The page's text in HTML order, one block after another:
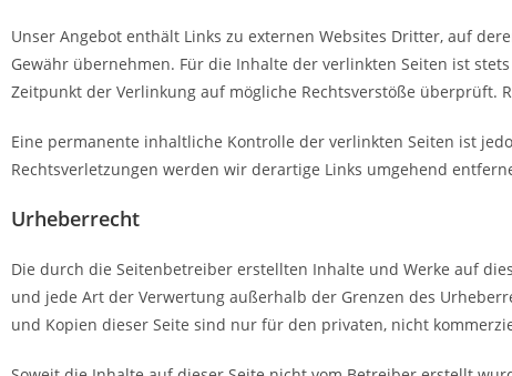
Unser Angebot enthält Links zu externen Websites Dritter, auf
Gewähr übernehmen. Für die Inhalte der verlinkten Seiten ist
Zeitpunkt der Verlinkung auf mögliche Rechtsverstöße
Eine permanente inhaltliche Kontrolle der verlinkten Seiten ist
Rechtsverletzungen werden wir derartige Links umgehend
Urheberrecht
Die durch die Seitenbetreiber erstellten Inhalte und Werke auf
und jede Art der Verwertung außerhalb der Grenzen des
und Kopien dieser Seite sind nur für den privaten, nicht